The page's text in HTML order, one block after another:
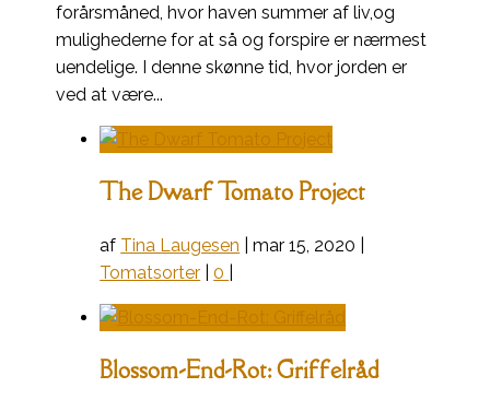
forårsmåned, hvor haven summer af liv,og
mulighederne for at så og forspire er nærmest
uendelige. I denne skønne tid, hvor jorden er
ved at være...
The Dwarf Tomato Project
af Tina Laugesen |mar 15, 2020
Tomatsorter |0
Blossom-End-Rot: Griffelråd